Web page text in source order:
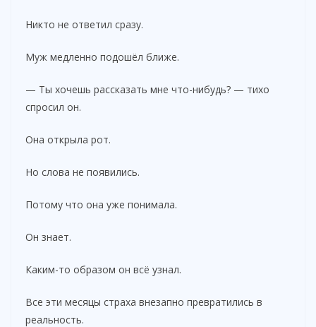
Никто не ответил сразу.
Муж медленно подошёл ближе.
— Ты хочешь рассказать мне что-нибудь? — тихо
спросил он.
Она открыла рот.
Но слова не появились.
Потому что она уже понимала.
Он знает.
Каким-то образом он всё узнал.
Все эти месяцы страха внезапно превратились в
реальность.